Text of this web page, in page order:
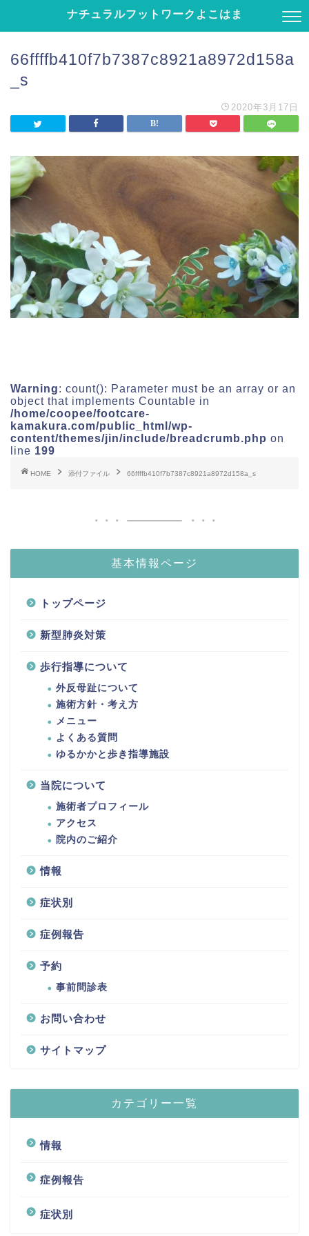
ナチュラルフットワークよこはま
66ffffb410f7b7387c8921a8972d158a
_s
2020年3月17日
Warning: count(): Parameter must be an array or an
object that implements Countable in
/home/coopee/footcare-
kamakura.com/public_html/wp-
content/themes/jin/include/breadcrumb.php on
line 199
HOME 添付ファイル 66ffffb410f7b7387c8921a8972d158a_s
基本情報ページ
トップページ
新型肺炎対策
歩行指導について
外反母趾について
施術方針・考え方
メニュー
よくある質問
ゆるかかと歩き指導施設
当院について
施術者プロフィール
アクセス
院内のご紹介
情報
症状別
症例報告
予約
事前問診表
お問い合わせ
サイトマップ
カテゴリー一覧
情報
症例報告
症状別